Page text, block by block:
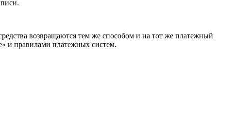
возвращаются тем же способом и на тот же платежный
и правилами платежных систем.